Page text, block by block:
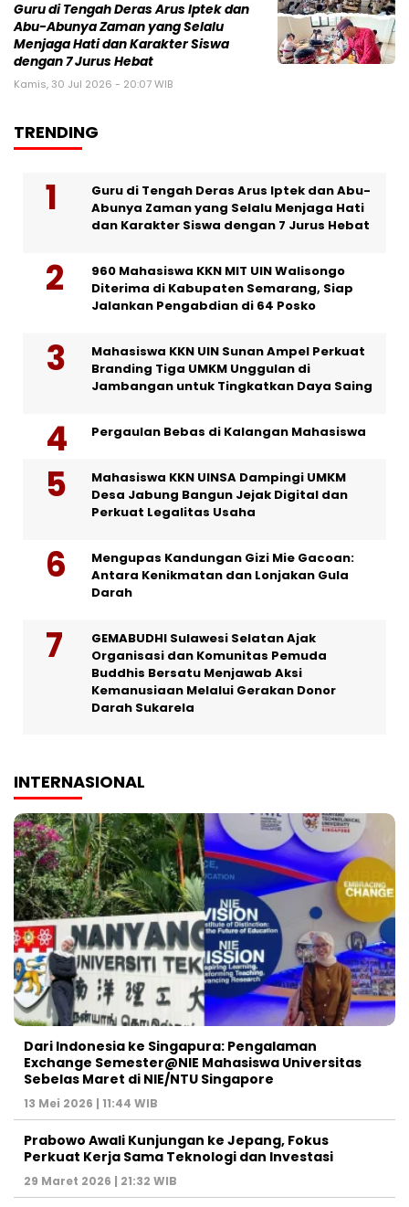
Guru di Tengah Deras Arus Iptek dan
Abu-Abunya Zaman yang Selalu
Menjaga Hati dan Karakter Siswa
dengan 7 Jurus Hebat
Kamis, 30 Jul 2026 - 20:07 WIB
TRENDING
Guru di Tengah Deras Arus Iptek dan Abu-
Abunya Zaman yang Selalu Menjaga Hati
dan Karakter Siswa dengan 7 Jurus Hebat
960 Mahasiswa KKN MIT UIN Walisongo
Diterima di Kabupaten Semarang, Siap
Jalankan Pengabdian di 64 Posko
Mahasiswa KKN UIN Sunan Ampel Perkuat
Branding Tiga UMKM Unggulan di
Jambangan untuk Tingkatkan Daya Saing
Pergaulan Bebas di Kalangan Mahasiswa
Mahasiswa KKN UINSA Dampingi UMKM
Desa Jabung Bangun Jejak Digital dan
Perkuat Legalitas Usaha
Mengupas Kandungan Gizi Mie Gacoan:
Antara Kenikmatan dan Lonjakan Gula
Darah
GEMABUDHI Sulawesi Selatan Ajak
Organisasi dan Komunitas Pemuda
Buddhis Bersatu Menjawab Aksi
Kemanusiaan Melalui Gerakan Donor
Darah Sukarela
INTERNASIONAL
Dari Indonesia ke Singapura: Pengalaman
Exchange Semester@NIE Mahasiswa Universitas
Sebelas Maret di NIE/NTU Singapore
13 Mei 2026 | 11:44 WIB
Prabowo Awali Kunjungan ke Jepang, Fokus
Perkuat Kerja Sama Teknologi dan Investasi
29 Maret 2026 | 21:32 WIB